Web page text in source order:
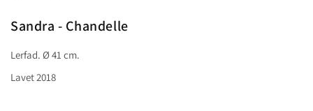
Sandra - Chandelle
Lerfad. Ø 41 cm.
Lavet 2018